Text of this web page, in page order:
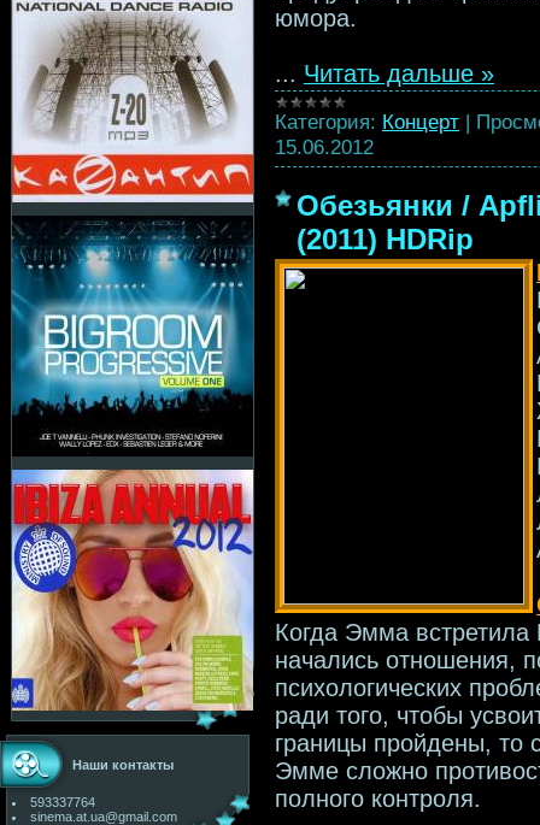
Наши контакты
593337764
sinema.at.ua@gmail.com
юмора.
... Читать дальше »
Категория: Концерт |
15.06.2012
Обезьянки /
(2011) HDRip
Когда Эмма
начались отношения,
психологических
ради того, чтобы
границы пройдены, то
Эмме сложно
полного контроля.